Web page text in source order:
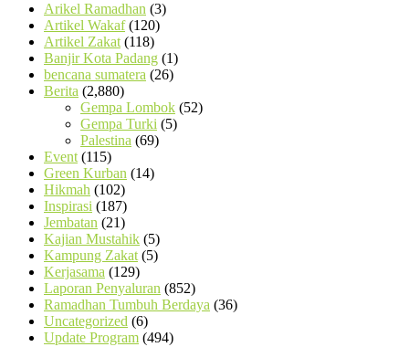
Arikel Ramadhan (3)
Artikel Wakaf(120)
Artikel Zakat(118)
Banjir Kota Padang (1)
bencana sumatera (26)
Berita (2,880)
Gempa Lombok (52)
Gempa Turki (5)
Palestina (69)
Event(115)
Green Kurban (14)
Hikmah (102)
Inspirasi (187)
Jembatan (21)
Kajian Mustahik (5)
Kampung Zakat(5)
Kerjasama (129)
Laporan Penyaluran (852)
Ramadhan Tumbuh Berdaya (36)
Uncategorized (6)
Update Program (494)